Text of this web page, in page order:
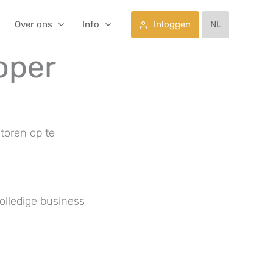
Over ons Info Inloggen NL
op te
business